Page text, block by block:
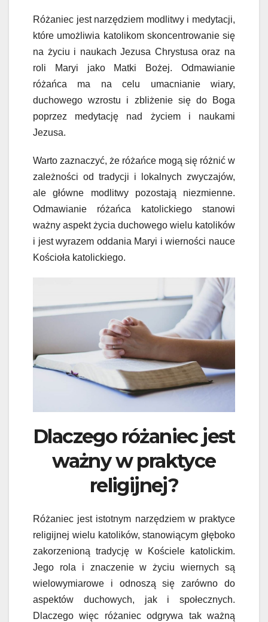
Różaniec jest narzędziem modlitwy i medytacji,
które umożliwia katolikom skoncentrowanie się
na życiu i naukach Jezusa Chrystusa oraz na
roli Maryi jako Matki Bożej. Odmawianie
różańca ma na celu umacnianie wiary,
duchowego wzrostu i zbliżenie się do Boga
poprzez medytację nad życiem i naukami
Jezusa.
Warto zaznaczyć, że różańce mogą się różnić w
zależności od tradycji i lokalnych zwyczajów,
ale główne modlitwy pozostają niezmienne.
Odmawianie różańca katolickiego stanowi
ważny aspekt życia duchowego wielu katolików
i jest wyrazem oddania Maryi i wierności nauce
Kościoła katolickiego.
Dlaczego różaniec jest
ważny w praktyce
religijnej?
Różaniec jest istotnym narzędziem w praktyce
religijnej wielu katolików, stanowiącym głęboko
zakorzenioną tradycję w Kościele katolickim.
Jego rola i znaczenie w życiu wiernych są
wielowymiarowe i odnoszą się zarówno do
aspektów duchowych, jak i społecznych.
Dlaczego więc różaniec odgrywa tak ważną